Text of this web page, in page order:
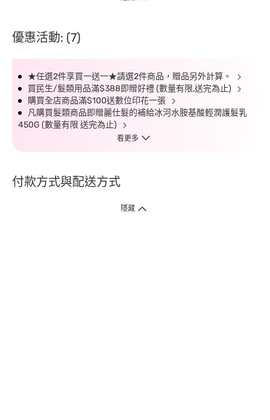
優惠活動: (7)
★任選2件享買一送一★請選2件商品，贈品另外計算。
買民生/髮類用品滿$388即贈好禮 (數量有限,送完為止)
購買全店商品滿$100送數位印花一張
凡購買髮類商品即贈麗仕髮的補給冰河水胺基酸輕潤護髮乳
450G (數量有限 送完為止)
看更多
付款方式與配送方式
隱藏